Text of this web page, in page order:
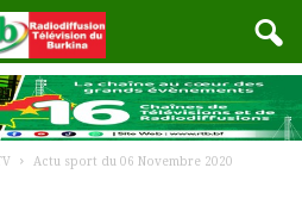
Actu sport du 06 Novembre 2020